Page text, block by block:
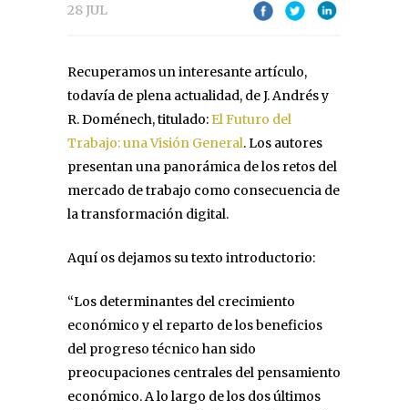
28 JUL
Recuperamos un interesante artículo,
todavía de plena actualidad, de J. Andrés y
R. Doménech, titulado: El Futuro del
Trabajo: una Visión General. Los autores
presentan una panorámica de los retos del
mercado de trabajo como consecuencia de
la transformación digital.
Aquí os dejamos su texto introductorio:
“Los determinantes del crecimiento
económico y el reparto de los beneficios
del progreso técnico han sido
preocupaciones centrales del pensamiento
económico. A lo largo de los dos últimos